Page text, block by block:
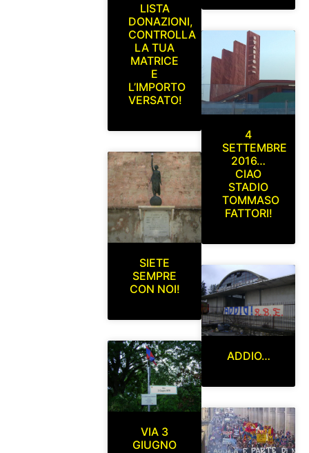
LISTA
DONAZIONI,
CONTROLLA
LA TUA
MATRICE
E
L’IMPORTO
VERSATO!
SIETE
SEMPRE
CON NOI!
VIA 3
GIUGNO
4
SETTEMBRE
2016…
CIAO
STADIO
TOMMASO
FATTORI!
ADDIO…